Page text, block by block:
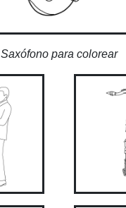
Saxófono para colorear